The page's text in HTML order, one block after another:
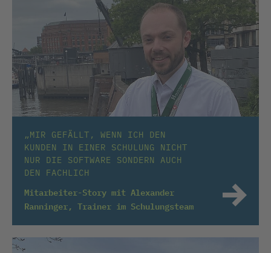
„MIR GEFÄLLT, WENN ICH DEN
KUNDEN IN EINER SCHULUNG NICHT
NUR DIE SOFTWARE SONDERN AUCH
DEN FACHLICH
Mitarbeiter-Story mit Alexander
Ranninger, Trainer im Schulungsteam